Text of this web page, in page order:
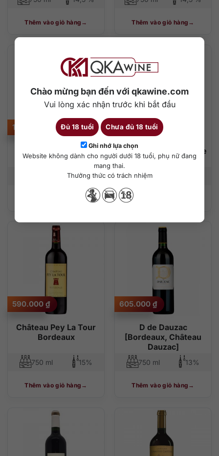
Chào mừng bạn đến với qkawine.com
Vui lòng xác nhận trước khi bắt đầu
Đủ 18 tuổi Chưa đủ 18 tuổi
Ghi nhớ lựa chọn
Website không dành cho người dưới 18 tuổi, phụ nữ đang
mang thai.
Thưởng thức có trách nhiệm
Thêm vào giỏ hàng Thêm vào giỏ hàng
Aurore de Dauzac
Margaux
1.400.000
14%
Château Fourcas Borie
Listrac-Médoc
1.050.000
750 ml
Thêm vào giỏ hàng
Château Pey La Tour
Bordeaux
590.000 ₫
750 ml 15%
Thêm vào giỏ hàng
D de Dauzac
[Bordeaux, Château
Dauzac]
605.000 ₫
750 ml 13%
Thêm vào giỏ hàng